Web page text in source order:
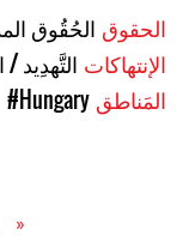
#الحُقُوق
#التَّهدِيد
#Hungary
« first